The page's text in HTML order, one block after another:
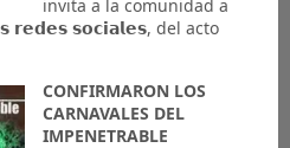
invita a la comunidad a
𝗿𝗲𝗱𝗲𝘀 𝘀𝗼𝗰𝗶𝗮𝗹𝗲𝘀, del acto
CONFIRMARON LOS
CARNAVALES DEL
IMPENETRABLE